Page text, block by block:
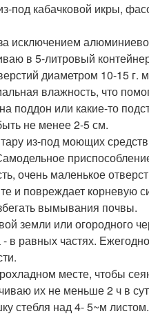
под кабачковой икры,
исключением
в 5-литровый
диаметром 10-15 г.
влажность, что
поддон или какие-то
не менее 2-5 см.
из-под моющих
очень маленькое
и повреждает корневую
вымывания почвы.
земли или огородного
- в равных частях.
месте, чтобы
их не меньше 2 ч в
стебля над 4- 5~м